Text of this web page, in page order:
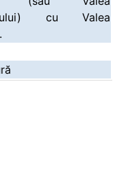
cu Valea